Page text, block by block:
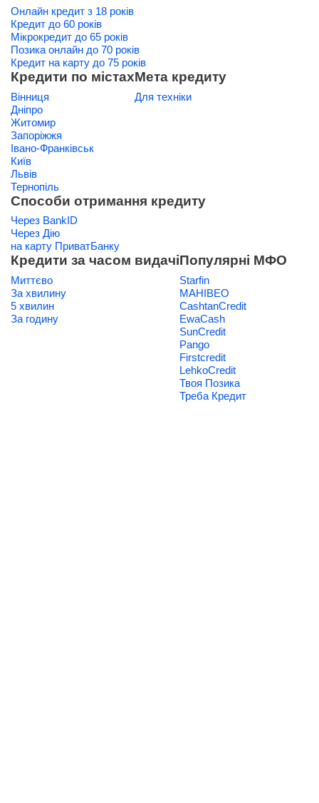
Онлайн кредит з 18 років
Кредит до 60 років
Мікрокредит до 65 років
Позика онлайн до 70 років
Кредит на карту до 75 років
Кредити по містах
Вінниця
Дніпро
Житомир
Запоріжжя
Івано-Франківськ
Київ
Львів
Тернопіль
Мета кредиту
Для техніки
Способи отримання кредиту
Через BankID
Через Дію
на карту ПриватБанку
Кредити за часом видачі
Миттєво
За хвилину
5 хвилин
За годину
Популярні МФО
Starfin
МАНІВЕО
CashtanCredit
EwaCash
SunCredit
Pango
Firstcredit
LehkoCredit
Твоя Позика
Треба Кредит